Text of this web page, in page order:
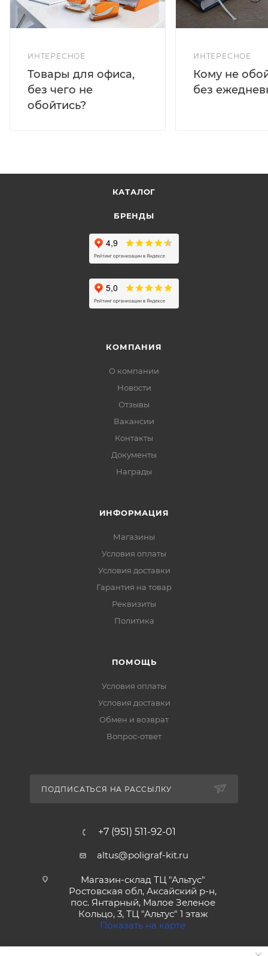
ИНТЕРЕСНОЕ
Товары для офиса,
без чего не
обойтись?
ИНТЕРЕСНОЕ
Кому не
без
КАТАЛОГ
БРЕНДЫ
КОМПАНИЯ
О компании
Новости
Отзывы
Вакансии
Контакты
Документы
Награды
ИНФОРМАЦИЯ
Магазины
Условия оплаты
Условия доставки
Гарантия на товар
Реквизиты
Политика
ПОМОЩЬ
Условия оплаты
Условия доставки
Обмен и возврат
Вопрос-ответ
ПОДПИСАТЬСЯ НА РАССЫЛКУ
+7 (951) 511-92-01
altus@poligraf-kit.ru
Магазин-склад ТЦ "Альтус"
Ростовская обл, Аксайский р-н,
пос. Янтарный, Малое Зеленое
Кольцо, 3, ТЦ "Альтус" 1 этаж
Показать на карте